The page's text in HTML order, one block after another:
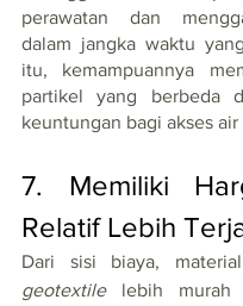
perawatan dan
dalam jangka waktu
itu, kemampuannya
partikel yang berbeda
keuntungan bagi akses air
7. Memiliki
Relatif Lebih
Dari sisi biaya,
geotextile lebih murah